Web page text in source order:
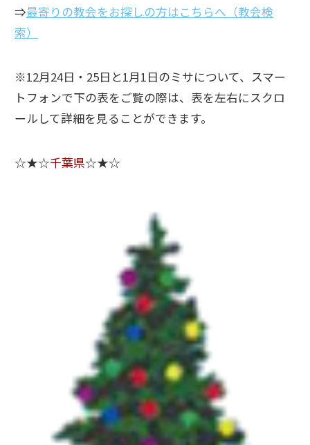
⇒最寄りの教会をお探しの方はこちらへ（教会検
索）
※12月24日・25日と1月1日のミサについて、スマー
トフォンで下の表をご覧の際は、表を左右にスクロ
ールして詳細を見ることができます。
☆★☆千葉県☆★☆